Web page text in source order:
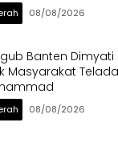
08/08/2026
Banten
Masyarakat
08/08/2026